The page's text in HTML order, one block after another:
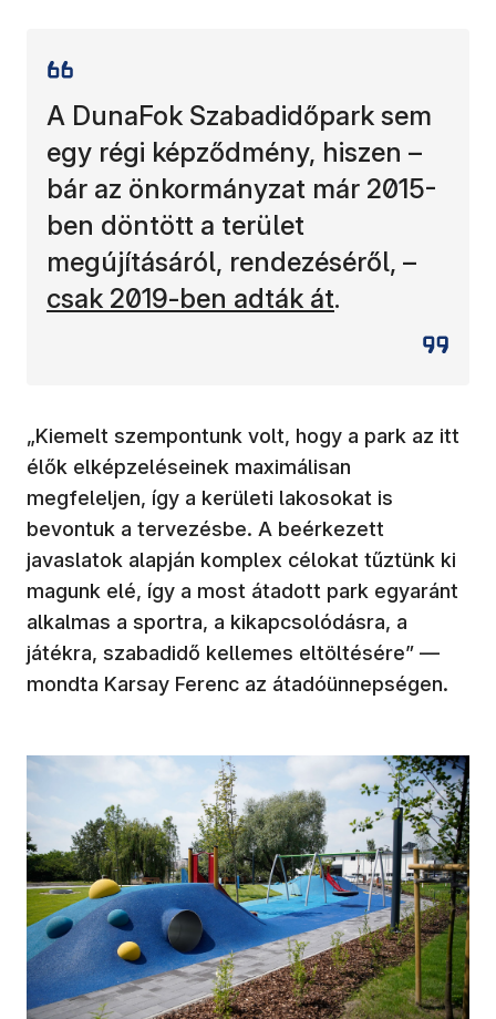
A DunaFok Szabadidőpark sem
egy régi képződmény, hiszen –
bár az önkormányzat már 2015-
ben döntött a terület
megújításáról, rendezéséről, –(új
csak 2019-ben adták át.
„Kiemelt szempontunk volt, hogy a park az itt
élők elképzeléseinek maximálisan
megfeleljen, így a kerületi lakosokat is
bevontuk a tervezésbe. A beérkezett
javaslatok alapján komplex célokat tűztünk ki
magunk elé, így a most átadott park egyaránt
alkalmas a sportra, a kikapcsolódásra, a
játékra, szabadidő kellemes eltöltésére” —
mondta Karsay Ferenc az átadóünnepségen.